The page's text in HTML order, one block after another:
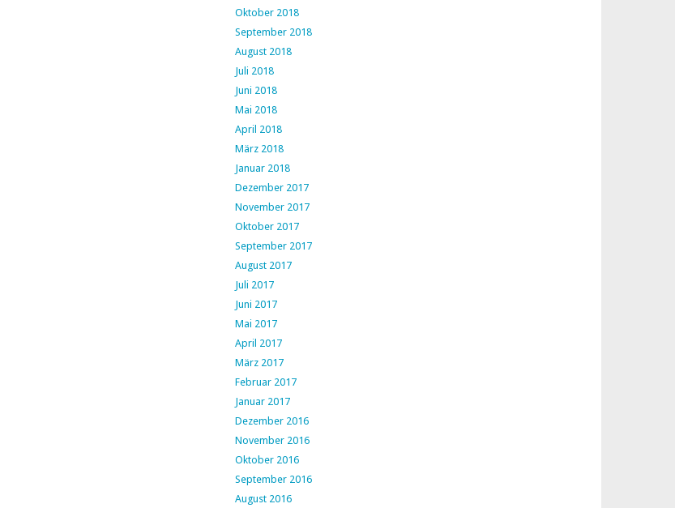
Oktober 2018
September 2018
August 2018
Juli 2018
Juni 2018
Mai 2018
April 2018
März 2018
Januar 2018
Dezember 2017
November 2017
Oktober 2017
September 2017
August 2017
Juli 2017
Juni 2017
Mai 2017
April 2017
März 2017
Februar 2017
Januar 2017
Dezember 2016
November 2016
Oktober 2016
September 2016
August 2016